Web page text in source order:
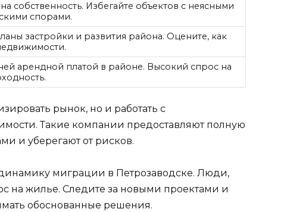
собственность. Избегайте объектов с неясными
спорами.
застройки и развития района. Оцените, как
арендной платой в районе. Высокий спрос на
рынок, но и работать с
Такие компании предоставляют полную
и уберегают от рисков.
миграции в Петрозаводске. Люди,
на жилье. Следите за новыми проектами и
обоснованные решения.